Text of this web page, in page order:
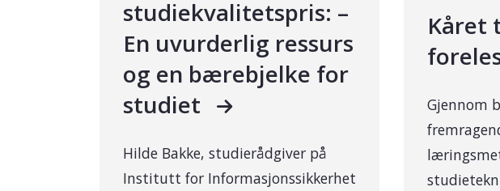
studiekvalitetspris: –
En uvurderlig ressurs
og en bærebjelke for
studiet
Hilde Bakke, studierådgiver på
Institutt for Informasjonssikkerhet
Kåret
Gjennom